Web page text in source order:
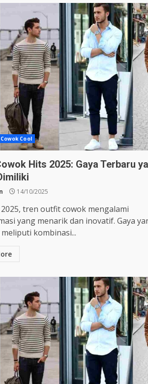
Cool
Hits 2025: Gaya Terbaru
14/10/2025
tren outfit cowok mengalami
yang menarik dan inovatif. Gaya
kombinasi...